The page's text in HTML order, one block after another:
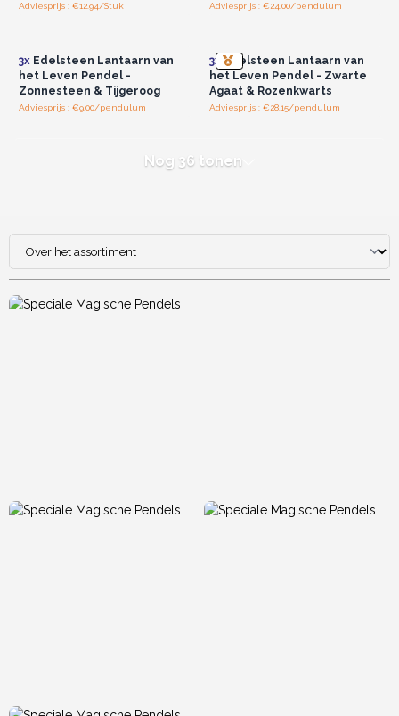
Adviesprijs : €12.94/Stuk Adviesprijs : €24.00/pendulum
3xEdelsteen Lantaarn van
het Leven Pendel -
Zonnesteen & Tijgeroog
Adviesprijs : €9.00/pendulum
3x Edelsteen Lantaarn van
het Leven Pendel - Zwarte
Agaat & Rozenkwarts
Adviesprijs : €28.15/pendulum
Nog 36 tonen